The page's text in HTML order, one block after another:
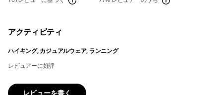
アクティビティ
ハイキング, カジュアルウェア, ランニング
レビュアーに好評
レビューを書く